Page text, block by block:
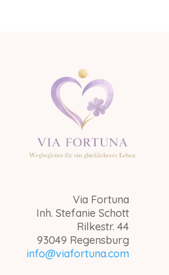
Via Fortuna
Inh. Stefanie Schott
Rilkestr. 44
93049 Regensburg
info@viafortuna.com